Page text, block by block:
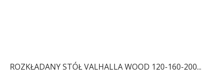
ROZKŁADANY STÓŁ VALHALLA WOOD 120-160-200...